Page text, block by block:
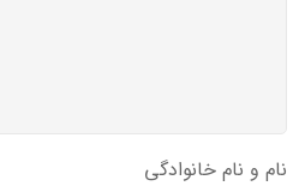
نام و نام خانوادگی